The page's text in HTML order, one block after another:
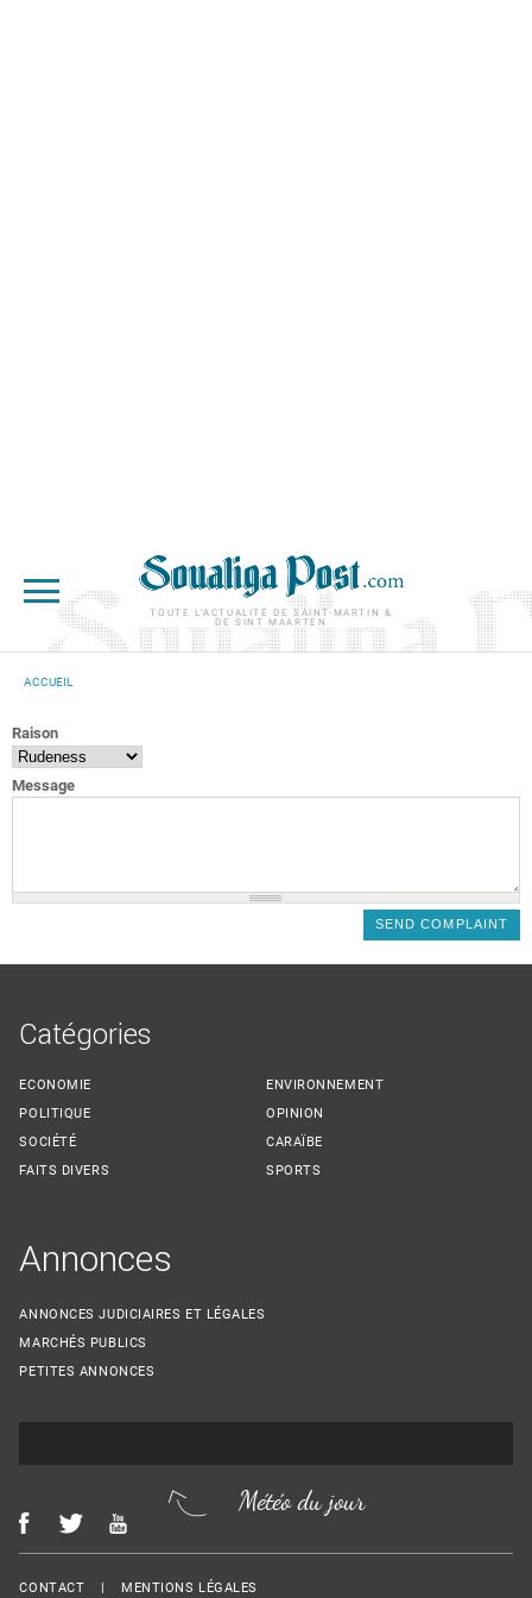
TOUTE L'ACTUALITÉ DE SAINT-MARTIN &
DE SINT MAARTEN
ACCUEIL
Raison
Message
Catégories
ECONOMIE
POLITIQUE
SOCIÉTÉ
FAITS DIVERS
ENVIRONNEMENT
OPINION
CARAÏBE
SPORTS
Annonces
ANNONCES JUDICIAIRES ET LÉGALES
MARCHÉS PUBLICS
PETITES ANNONCES
Météo du jour
Menu Footer
CONTACT MENTIONS LÉGALES